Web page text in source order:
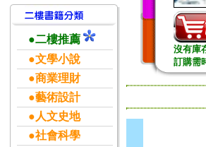
●二樓推薦
●文學小說
●商業理財
●藝術設計
●人文史地
●社會科學
沒有庫
訂購需